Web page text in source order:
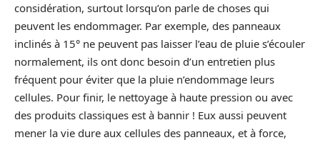
considération, surtout lorsqu’on parle de choses qui
peuvent les endommager. Par exemple, des panneaux
inclinés à 15° ne peuvent pas laisser l’eau de pluie s’écouler
normalement, ils ont donc besoin d’un entretien plus
fréquent pour éviter que la pluie n’endommage leurs
cellules. Pour finir, le nettoyage à haute pression ou avec
des produits classiques est à bannir ! Eux aussi peuvent
mener la vie dure aux cellules des panneaux, et à force,